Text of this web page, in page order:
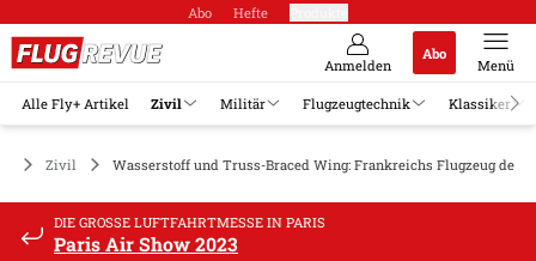
Abo Hefte
Anmelden
Abo
Menü
Alle Fly+ Artikel Zivil Militär Flugzeugtechnik Klassiker
Zivil Wasserstoff und Truss-Braced Wing: Frankreichs Flugzeug der
DIE GROSSE LUFTFAHRTMESSE IN PARIS
Paris Air Show 2023